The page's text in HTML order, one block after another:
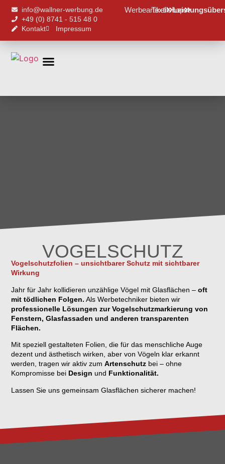
info@wallner-werbung.de
+49 (0) 8741 - 515 48 0
Kontakt
Impressum
WerbeartikelTextilshop
VOGELSCHUTZ
Vogelschutzfolien – unsichtbarer Schutz mit sichtbarer
Wirkung
Jahr für Jahr kollidieren unzählige Vögel mit Glasflächen –oft
mit tödlichen Folgen. Als Werbetechniker bieten wir
professionelle Lösungen zur Vogelschutzmarkierung von
Fenstern, Glasfassaden und anderen transparenten
Flächen.
Mit speziell gestalteten Folien, die für das menschliche Auge
dezent und ästhetisch wirken, aber von Vögeln klar erkannt
werden, tragen wir aktiv zumArtenschutz bei – ohne
Kompromisse bei Design und Funktionalität.
Lassen Sie uns gemeinsam Glasflächen sicherer machen!